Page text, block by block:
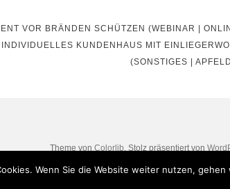
VOR BRÄNDEN SCHÜTZEN (WEBINAR |
KUNDENHAUS MIT
(SONSTIGES |
Theme von Colorlib . Stolz präsentiert von
Wenn Sie die Website weiter nutzen,